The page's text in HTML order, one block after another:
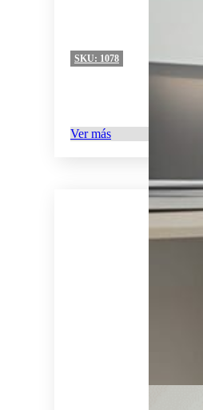
SKU: 1078
Ver más